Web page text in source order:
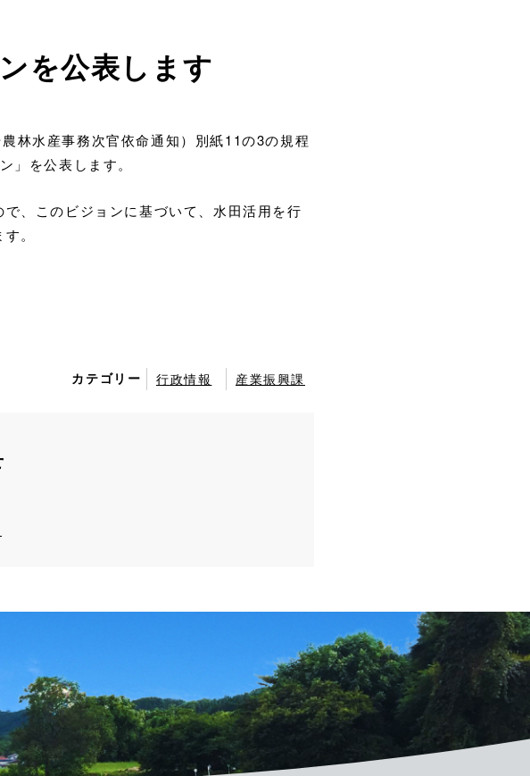
を公表します
林水産事務次官依命通知）別紙11の3の規程
」を公表します。
、このビジョンに基づいて、水田活用を行
。
カテゴリー 行政情報 産業振興課